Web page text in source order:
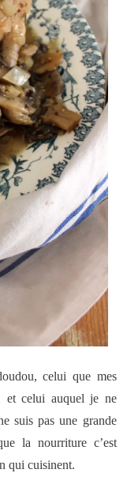
celui que mes
et celui auquel je ne
suis pas une grande
la nourriture c’est
qui cuisinent.